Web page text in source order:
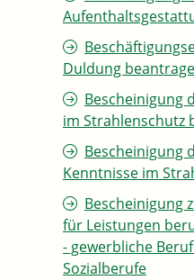
Duldung
Bescheinigung
im Strahlenschutz
Bescheinigung
Kenntnisse im
Bescheinigung
für Leistungen
- gewerbliche
Sozialberufe